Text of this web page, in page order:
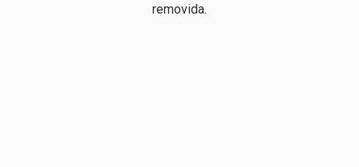
removida.